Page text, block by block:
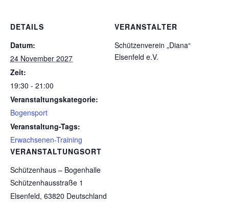
DETAILS
Datum:
24 November 2027
Zeit:
19:30 - 21:00
Veranstaltungskategorie:
Bogensport
Veranstaltung-Tags:
Erwachsenen-Training
VERANSTALTUNGSORT
Schützenhaus – Bogenhalle
Schützenhausstraße 1
Elsenfeld, 63820 Deutschland
VERANSTALTER
Schützenverein „Diana“
Elsenfeld e.V.